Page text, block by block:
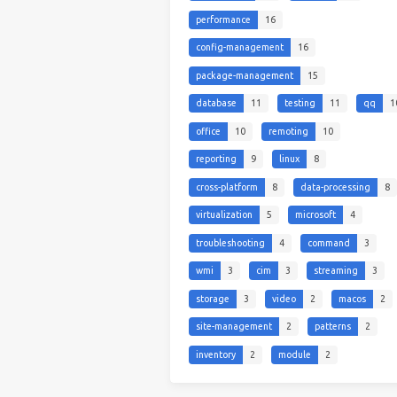
performance 16
config-management 16
package-management 15
database 11 testing 11 qq
office 10 remoting 10
reporting 9 linux 8
cross-platform 8 data-processing 8
virtualization 5 microsoft 4
troubleshooting 4 command 3
wmi 3 cim 3 streaming 3
storage 3 video 2 macos 2
site-management 2 patterns 2
inventory 2 module 2